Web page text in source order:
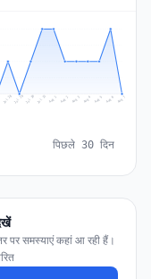
Jul 28 Jul 29 Jul 30 Jul 31 Aug 1 Aug 2 Aug 3 Aug 4 Aug 5 Aug 6 Aug 7
पिछले 30 दिन
पर समस्याएं कहां आ रही हैं।